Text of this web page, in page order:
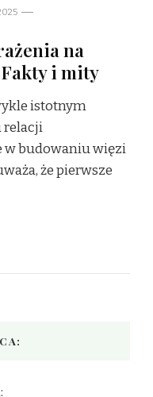
na
i mity
istotnym
relacji
w budowaniu więzi
że pierwsze